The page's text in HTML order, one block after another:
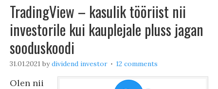
TradingView – kasulik tööriist nii
investorile kui kauplejale pluss jagan
sooduskoodi
31.01.2021 bydividend investor 12 comments
Olen nii